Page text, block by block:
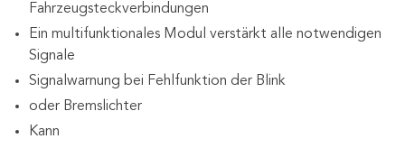
Fahrzeugsteckverbindungen
Ein multifunktionales Modul verstärkt alle notwendigen
Signale
Signalwarnung bei Fehlfunktion der Blink
oder Bremslichter
Kann